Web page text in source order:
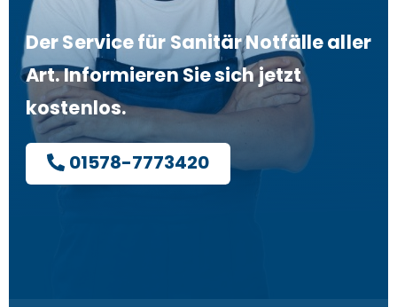
Der Service für Sanitär Notfälle aller
Art. Informieren Sie sich jetzt
kostenlos.
01578-7773420